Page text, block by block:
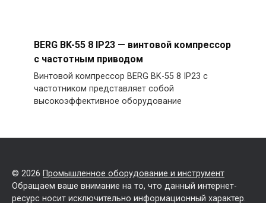
BERG BK-55 8 IP23 — винтовой компрессор
с частотным приводом
Винтовой компрессор BERG BK-55 8 IP23 с
частотником представляет собой
высокоэффективное оборудование
© 2026 Промышленное оборудование и инструмент
Обращаем ваше внимание на то, что данный интернет-
ресурс носит исключительно информационный характер.